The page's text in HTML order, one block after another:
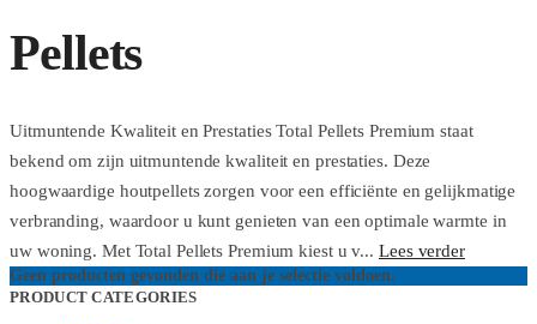
Pellets
Uitmuntende Kwaliteit en Prestaties Total Pellets Premium staat
bekend om zijn uitmuntende kwaliteit en prestaties. Deze
hoogwaardige houtpellets zorgen voor een efficiënte en gelijkmatige
verbranding, waardoor u kunt genieten van een optimale warmte in
uw woning. Met Total Pellets Premium kiest u v... Lees verder
Geen producten gevonden die aan je selectie voldoen.
PRODUCT CATEGORIES